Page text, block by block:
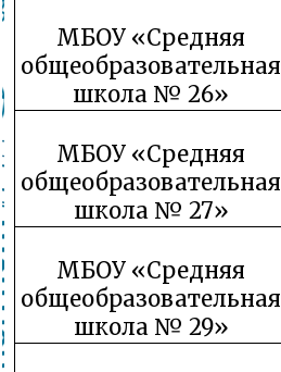
МБОУ «Средняя
общеобразовательная
школа № 26»
МБОУ «Средняя
общеобразовательная
школа № 27»
МБОУ «Средняя
общеобразовательная
школа № 29»